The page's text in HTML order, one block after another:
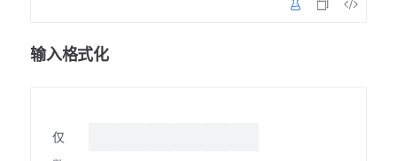
输入格式化
仅